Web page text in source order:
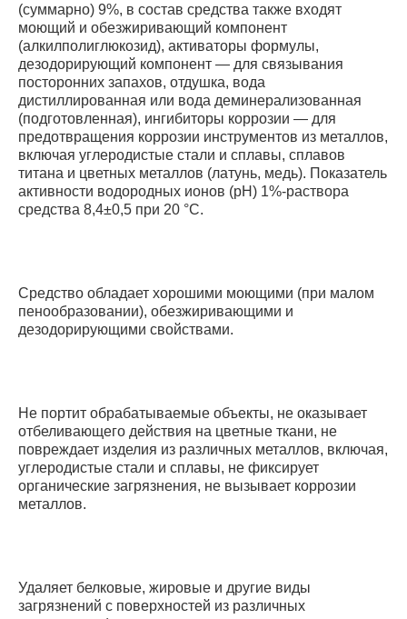
(суммарно) 9%, в состав средства также входят
моющий и обезжиривающий компонент
(алкилполиглюкозид), активаторы формулы,
дезодорирующий компонент — для связывания
посторонних запахов, отдушка, вода
дистиллированная или вода деминерализованная
(подготовленная), ингибиторы коррозии — для
предотвращения коррозии инструментов из металлов,
включая углеродистые стали и сплавы, сплавов
титана и цветных металлов (латунь, медь). Показатель
активности водородных ионов (рН) 1%-раствора
средства 8,4±0,5 при 20 °С.
Средство обладает хорошими моющими (при малом
пенообразовании), обезжиривающими и
дезодорирующими свойствами.
Не портит обрабатываемые объекты, не оказывает
отбеливающего действия на цветные ткани, не
повреждает изделия из различных металлов, включая,
углеродистые стали и сплавы, не фиксирует
органические загрязнения, не вызывает коррозии
металлов.
Удаляет белковые, жировые и другие виды
загрязнений с поверхностей из различных